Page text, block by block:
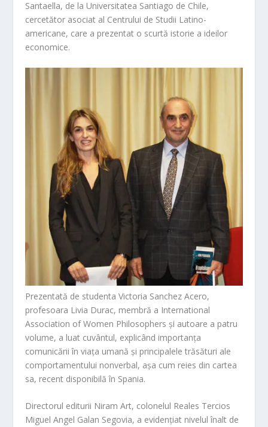
Santaella, de la Universitatea Santiago de Chile,
cercetător asociat al Centrului de Studii Latino-
americane, care a prezentat o scurtă istorie a ideilor
economice.
Prezentată de studentaVictoria Sanchez Acero,
profesoara Livia Durac, membră a International
Association of Women Philosophers și autoare a patru
volume, a luat cuvântul, explicând importanța
comunicării în viața umană și principalele trăsături ale
comportamentului nonverbal, așa cum reies din cartea
sa, recent disponibilă în Spania.
Directorul editurii Niram Art, colonelul Reales Tercios
Miguel Angel Galan Segovia, a evidențiat nivelul înalt de